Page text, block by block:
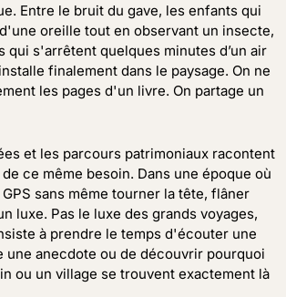
Entre le bruit du gave, les enfants qui
oreille tout en observant un insecte,
qui s'arrêtent quelques minutes d’un air
finalement dans le paysage. On ne
les pages d'un livre. On partage un
et les parcours patrimoniaux racontent
ce même besoin. Dans une époque où
sans même tourner la tête, flâner
luxe. Pas le luxe des grands voyages,
à prendre le temps d'écouter une
une anecdote ou de découvrir pourquoi
ou un village se trouvent exactement là